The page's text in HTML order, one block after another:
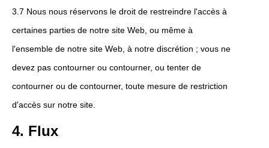
3.7 Nous nous réservons le droit de restreindre l'accès à
certaines parties de notre site Web, ou même à
l'ensemble de notre site Web, à notre discrétion ; vous ne
devez pas contourner ou contourner, ou tenter de
contourner ou de contourner, toute mesure de restriction
d'accès sur notre site.
4. Flux